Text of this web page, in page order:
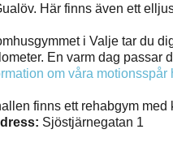
Här finns även ett
i Valje tar du
En varm dag passar
om våra motionsspår
finns ett rehabgym
Sjöstjärnegatan 1